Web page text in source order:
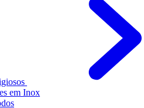
em Inox